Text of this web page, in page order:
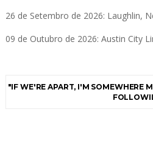
26 de Setembro de 2026: Laughlin,
09 de Outubro de 2026: Austin City
"IF WE'RE APART, I'M SOMEWHERE